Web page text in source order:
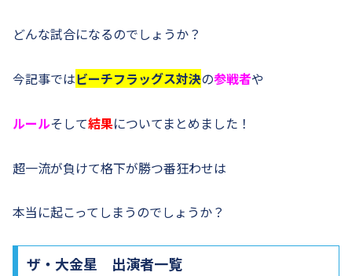
どんな試合になるのでしょうか？
今記事ではビーチフラッグス対決の参戦者や
ルールそして結果についてまとめました！
超一流が負けて格下が勝つ番狂わせは
本当に起こってしまうのでしょうか？
ザ・大金星 出演者一覧